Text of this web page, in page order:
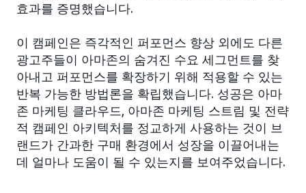
효과를 증명했습니다.
이 캠페인은 즉각적인 퍼포먼스 향상 외에도 다른
광고주들이 아마존의 숨겨진 수요 세그먼트를 찾
아내고 퍼포먼스를 확장하기 위해 적용할 수 있는
반복 가능한 방법론을 확립했습니다. 성공은 아마
존 마케팅 클라우드, 아마존 마케팅 스트림 및 전략
적 캠페인 아키텍처를 정교하게 사용하는 것이 브
랜드가 간과한 구매 환경에서 성장을 이끌어내는
데 얼마나 도움이 될 수 있는지를 보여주었습니다.